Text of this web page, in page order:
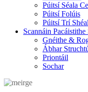
Púitsí Séala
Púitsí Folúis
Púitsí Trí
Scannáin Pacáistithe
Gnéithe &
Ábhar
Priontáil
Sochar